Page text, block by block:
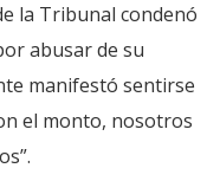
la Tribunal condenó
abusar de su
manifestó sentirse
el monto, nosotros